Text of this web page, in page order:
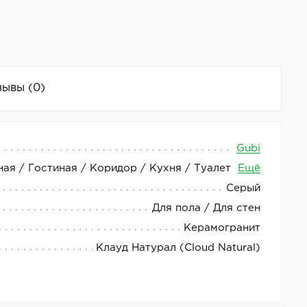
(0)
Gubi
/ Гостиная / Коридор / Кухня / Туалет Ещё
Серый
Для пола / Для стен
Керамогранит
Клауд Натурал (Cloud Natural)
Cloud Natural имеет размер 60x120 см и
Он обладает высокой прочностью и
или на улице.
Natural станет отличным решением для